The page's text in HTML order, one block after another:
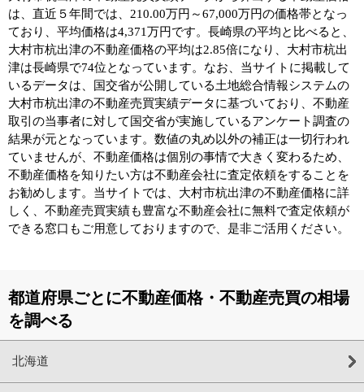
は、直近５年間では、210.00万円～67,000万円の価格帯となっ
ており、平均価格は4,371万円です。長崎県の平均と比べると、
大村市杭出津の不動産価格の平均は2.85倍になり、大村市杭出
津は長崎県で74位となっています。なお、当サイトに掲載して
いるデータは、国交省が公開している土地総合情報システムの
大村市杭出津の不動産売買実績データに基づいており、不動産
取引の当事者に対して国交省が実施しているアンケート調査の
結果が元となっています。数値の丸め以外の補正は一切行われ
ていませんが、不動産価格は個別の事情で大きく変わるため、
不動産価格を知りたい方は不動産会社に査定依頼をすることを
お勧めします。当サイトでは、大村市杭出津の不動産価格に詳
しく、不動産売買実績も豊富な不動産会社に無料で査定依頼が
できる窓口もご用意しておりますので、是非ご活用ください。
都道府県ごとに不動産価格・不動産売買の相場
を調べる
北海道